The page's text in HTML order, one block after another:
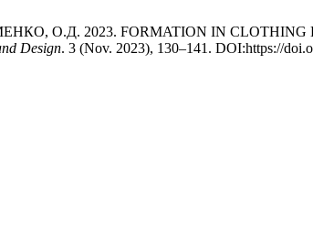
О.Д. 2023. FORMATION IN CLOTHING
Design. 3 (Nov. 2023), 130–141. DOI:https://